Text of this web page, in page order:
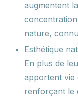
augmentent
nature,
Esthétique
En plus de
apportent vie
renforçant le